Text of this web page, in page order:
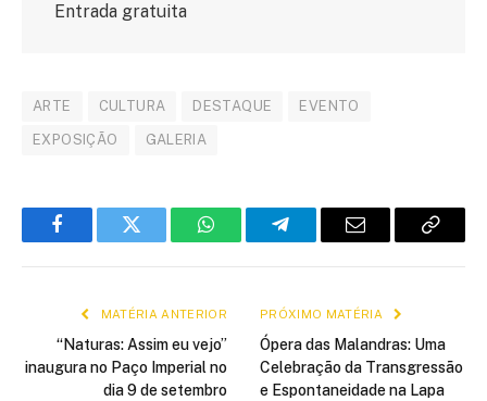
Entrada gratuita
ARTE CULTURA DESTAQUE EVENTO
EXPOSIÇÃO GALERIA
FacebookTwitter WhatsAppTelegramE-
Copiar
MATÉRIA ANTERIOR
“Naturas: Assim eu vejo”
inaugura no Paço Imperial no
dia 9 de setembro
PRÓXIMO MATÉRIA
Ópera das Malandras: Uma
Celebração da Transgressão
e Espontaneidade na Lapa